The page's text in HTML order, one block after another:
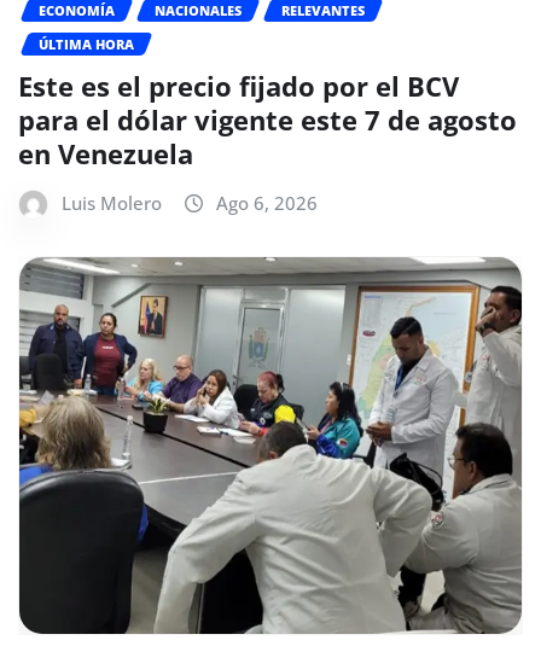
ECONOMÍA NACIONALES
RELEVANTES
ÚLTIMA HORA
Este es el precio fijado por el BCV
para el dólar vigente este 7 de agosto
en Venezuela
Luis Molero Ago 6, 2026